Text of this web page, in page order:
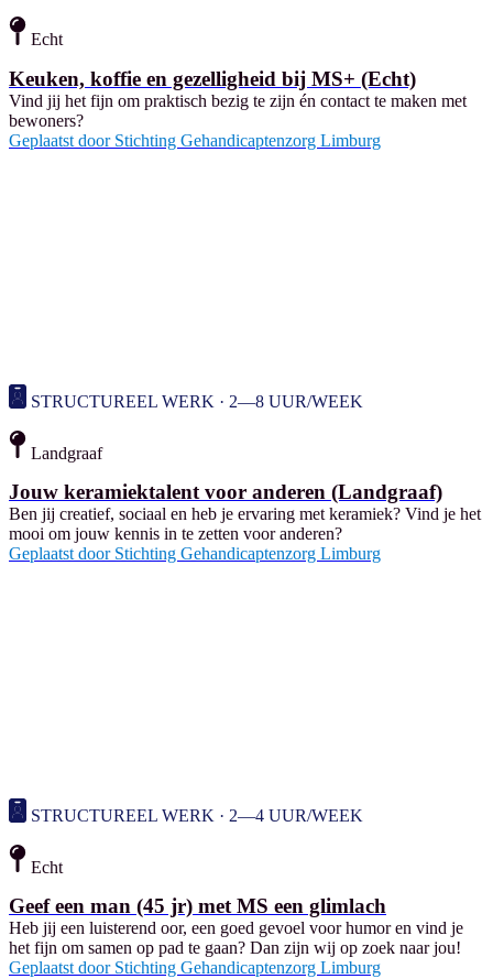
Echt
Keuken, koffie en gezelligheid bij MS+ (Echt)
Vind jij het fijn om praktisch bezig te zijn én contact te maken met
bewoners?
Geplaatst door Stichting Gehandicaptenzorg Limburg
STRUCTUREEL WERK · 2—8 UUR/WEEK
Landgraaf
Jouw keramiektalent voor anderen (Landgraaf)
Ben jij creatief, sociaal en heb je ervaring met keramiek? Vind je het
mooi om jouw kennis in te zetten voor anderen?
Geplaatst door Stichting Gehandicaptenzorg Limburg
STRUCTUREEL WERK · 2—4 UUR/WEEK
Echt
Geef een man (45 jr) met MS een glimlach
Heb jij een luisterend oor, een goed gevoel voor humor en vind je
het fijn om samen op pad te gaan? Dan zijn wij op zoek naar jou!
Geplaatst door Stichting Gehandicaptenzorg Limburg